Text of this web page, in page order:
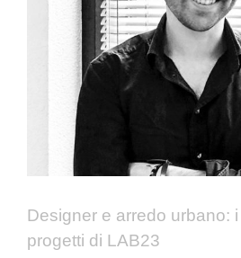
Designer e arredo urbano:
progetti di LAB23